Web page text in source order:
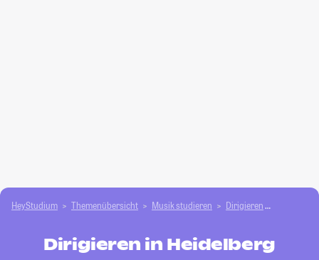
HeyStudium Themenübersicht Musik studieren Dirigieren
Dirigieren in Heidelberg